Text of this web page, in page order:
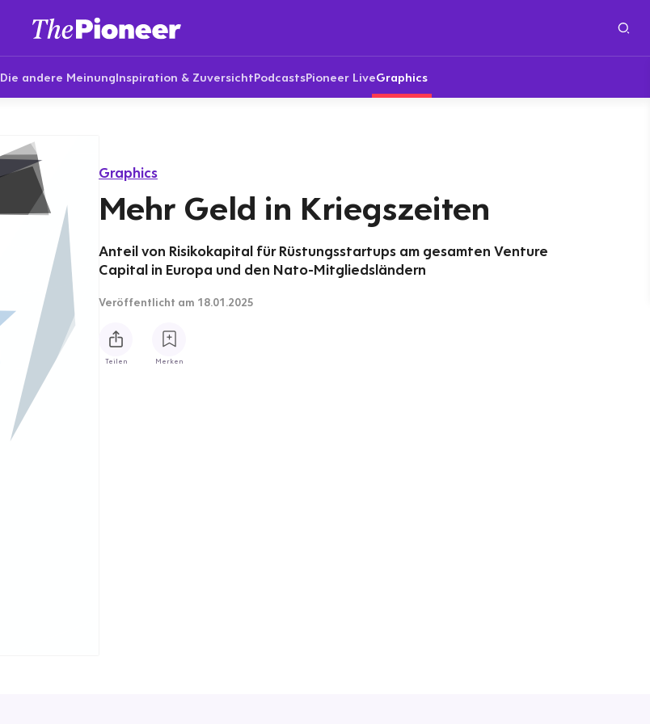
Die andere MeinungInspiration & ZuversichtPodcastsPioneer LiveGraphics
Graphics
Mehr Geld in Kriegszeiten
Anteil von Risikokapital für Rüstungsstartups am gesamten Venture
Capital in Europa und den Nato-Mitgliedsländern
Veröffentlicht am 18.01.2025
Teilen Merken